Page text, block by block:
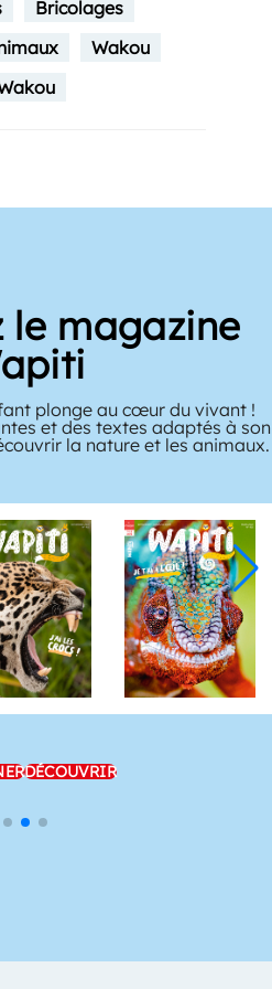
Bricolages
Wakou
le magazine
plonge au cœur du vivant !
et des textes adaptés à son
la nature et les animaux.
DÉCOUVRIR